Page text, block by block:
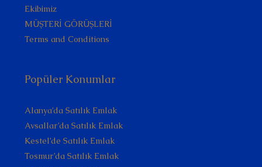
Ekibimiz
MÜŞTERİ GÖRÜŞLERİ
Terms and Conditions
Popüler Konumlar
Alanya’da Satılık Emlak
Avsallar’da Satılık Emlak
Kestel’de Satılık Emlak
Tosmur’da Satılık Emlak